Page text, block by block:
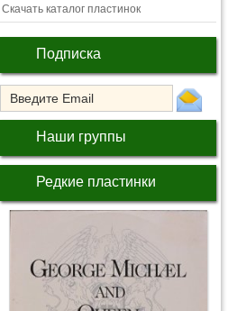
Скачать каталог пластинок
Подписка
Наши группы
Редкие пластинки